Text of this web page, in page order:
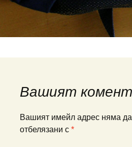
Вашият
Вашият имейл адрес няма
отбелязани с *